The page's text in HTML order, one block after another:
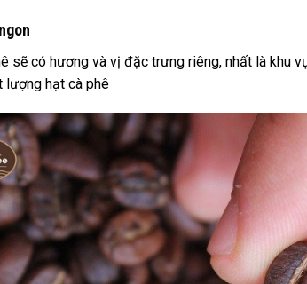
sẽ có hương và vị đặc trưng riêng, nhất là khu
lượng hạt cà phê